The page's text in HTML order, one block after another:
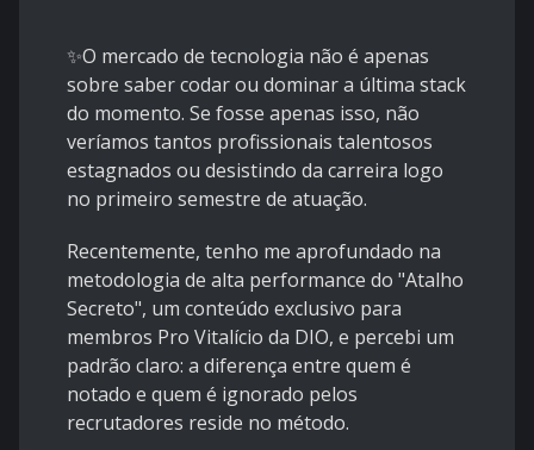
✨O mercado de tecnologia não é apenas
sobre saber codar ou dominar a última stack
do momento. Se fosse apenas isso, não
veríamos tantos profissionais talentosos
estagnados ou desistindo da carreira logo
no primeiro semestre de atuação.
Recentemente, tenho me aprofundado na
metodologia de alta performance do "Atalho
Secreto", um conteúdo exclusivo para
membros Pro Vitalício da DIO, e percebi um
padrão claro: a diferença entre quem é
notado e quem é ignorado pelos
recrutadores reside no método.